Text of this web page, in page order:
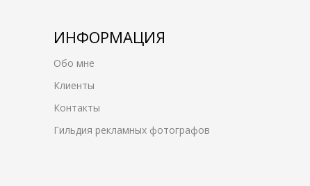
ИНФОРМАЦИЯ
Обо мне
Клиенты
Контакты
Гильдия рекламных фотографов